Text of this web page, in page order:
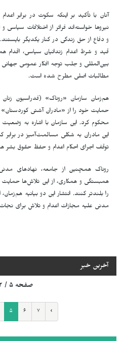
آنان با تأکید بر اینکه سکوت در برابر
نیروها خواسته‌اند فراتر از اختلافات
و دفاع از حق زندگی در کنار یکدیگر
قید و شرط اعدام زندانیان سیاسی، اقدام
بین‌المللی و جلب توجه افکار عمومی
مطالبات اصلی مطرح شده است.
هم‌زمان سازمان «روناک» (فدراسیون زنان
حمایت خود را از «مادران آشتی کوردستان»
محکوم کرد. این سازمان با اشاره به وضعیت
این مادران به شکلی مسالمت‌آمیز در برابر
توقف اجرای احکام اعدام و حفظ حقوق بشر
روناک همچنین از جامعه، نهادهای
همبستگی و همکاری، از این تلاش‌ها
را بلندتر کنند. انتشار این دو بیانیه
مدنی علیه مجازات اعدام و تلاش برای
آخرین خبر
صفحه ۵ / ۱٬۷۷۲
۵ ۶ ۷ ›